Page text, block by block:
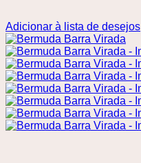
Adicionar à lista de desejos